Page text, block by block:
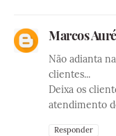
Marcos
Não adianta
clientes...
Deixa os
atendimento
Responder